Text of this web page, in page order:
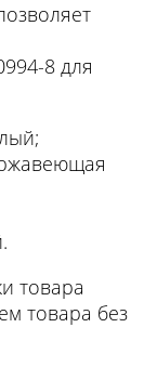
8 для
товара
товара без